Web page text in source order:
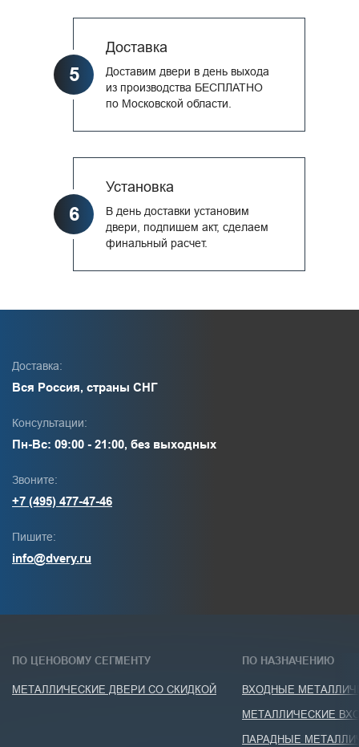
5
Доставка
Доставим двери в день выхода
из производства БЕСПЛАТНО
по Московской области.
6
Установка
В день доставки установим
двери, подпишем акт, сделаем
финальный расчет.
Доставка:
Вся Россия, страны СНГ
Консультации:
Пн-Вс: 09:00 - 21:00, без выходных
Звоните:
+7 (495) 477-47-46
Пишите:
info@dvery.ru
ПО ЦЕНОВОМУ СЕГМЕНТУ
МЕТАЛЛИЧЕСКИЕ ДВЕРИ СО СКИДКОЙ
ПО НАЗНАЧЕНИЮ
ВХОДНЫЕ
МЕТАЛЛИЧЕСКИЕ
ПАРАДНЫЕ